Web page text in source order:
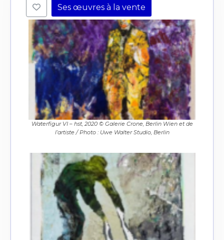
Ses œuvres à la vente
Waterfigur VI – hst, 2020 © Galerie Crone, Berlin Wien et de
l’artiste / Photo : Uwe Walter Studio, Berlin